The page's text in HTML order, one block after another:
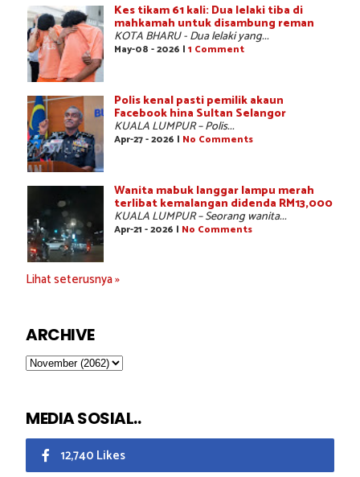
Kes tikam 61 kali: Dua lelaki tiba di
mahkamah untuk disambung reman
KOTA BHARU - Dua lelaki yang...
May-08 - 2026 | 1 Comment
Polis kenal pasti pemilik akaun
Facebook hina Sultan Selangor
KUALA LUMPUR – Polis...
Apr-27 - 2026 | No Comments
Wanita mabuk langgar lampu merah
terlibat kemalangan didenda RM13,000
KUALA LUMPUR – Seorang wanita...
Apr-21 - 2026 | No Comments
Lihat seterusnya »
ARCHIVE
MEDIA SOSIAL..
12,740 Likes